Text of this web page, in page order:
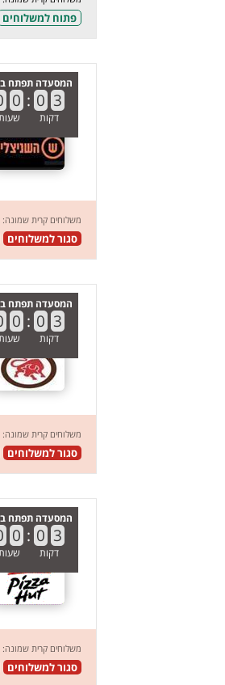
פתוח למשלוחים
המסעדה תפתח
0 : 0 3
דקות
משלוחים קרית שמונה:
סגור למשלוחים
המסעדה תפתח
0 : 0 3
דקות
משלוחים קרית שמונה:
סגור למשלוחים
המסעדה תפתח
0 : 0 3
דקות
משלוחים קרית שמונה:
סגור למשלוחים